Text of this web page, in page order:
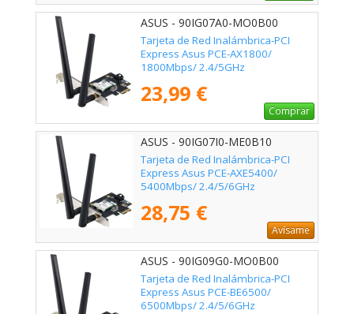
ASUS - 90IG07A0-MO0B00
Tarjeta de Red Inalámbrica-PCI
Express Asus PCE-AX1800/
1800Mbps/ 2.4/5GHz
23,99 €
Comprar
ASUS - 90IG07I0-ME0B10
Tarjeta de Red Inalámbrica-PCI
Express Asus PCE-AXE5400/
5400Mbps/ 2.4/5/6GHz
28,75 €
Avísame
ASUS - 90IG09G0-MO0B00
Tarjeta de Red Inalámbrica-PCI
Express Asus PCE-BE6500/
6500Mbps/ 2.4/5/6GHz